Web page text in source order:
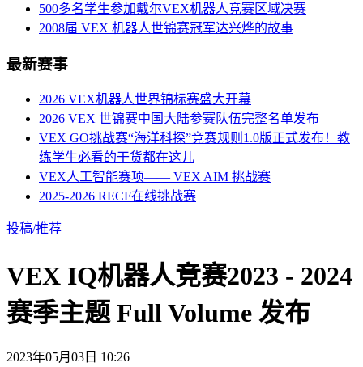
500多名学生参加戴尔VEX机器人竞赛区域决赛
2008届 VEX 机器人世锦赛冠军达兴烨的故事
最新赛事
2026 VEX机器人世界锦标赛盛大开幕
2026 VEX 世锦赛中国大陆参赛队伍完整名单发布
VEX GO挑战赛“海洋科探”竞赛规则1.0版正式发布！教
练学生必看的干货都在这儿
VEX人工智能赛项—— VEX AIM 挑战赛
2025-2026 RECF在线挑战赛
投稿/推荐
VEX IQ机器人竞赛2023 - 2024
赛季主题 Full Volume 发布
2023年05月03日 10:26